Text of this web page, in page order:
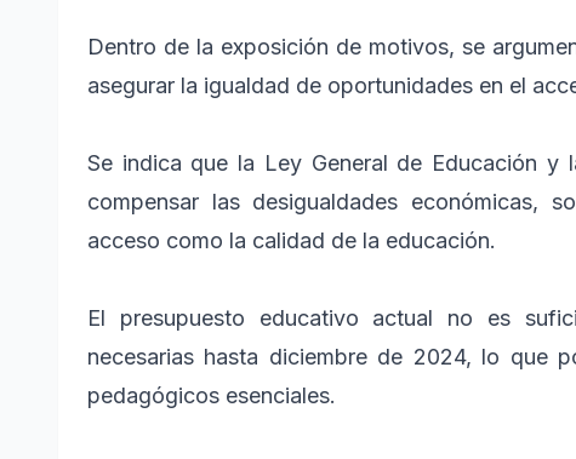
Dentro de la exposición de motivos, se
asegurar la igualdad de oportunidades en el
Se indica que la Ley General de Educación y
compensar las desigualdades económicas,
acceso como la calidad de la educación.
El presupuesto educativo actual no es
necesarias hasta diciembre de 2024, lo que
pedagógicos esenciales.